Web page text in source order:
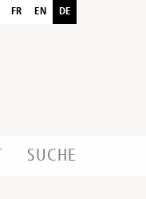
FR EN DE
SUCHE